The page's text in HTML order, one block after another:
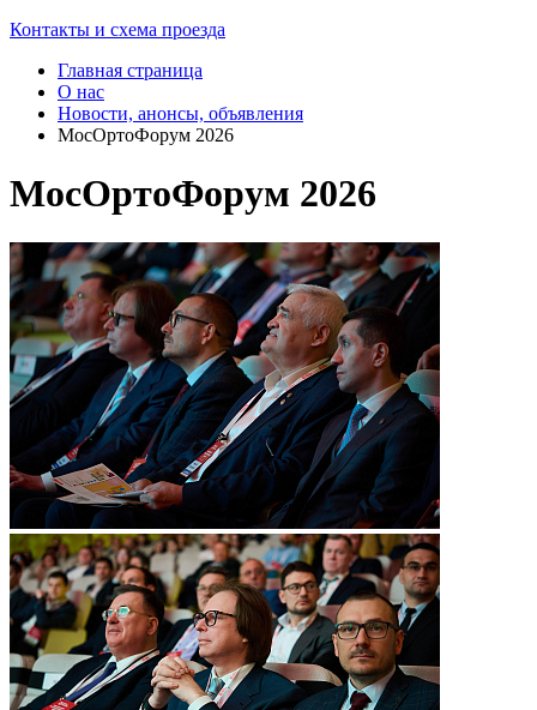
Контакты и схема проезда
Главная страница
О нас
Новости, анонсы, объявления
МосОртоФорум 2026
МосОртоФорум 2026